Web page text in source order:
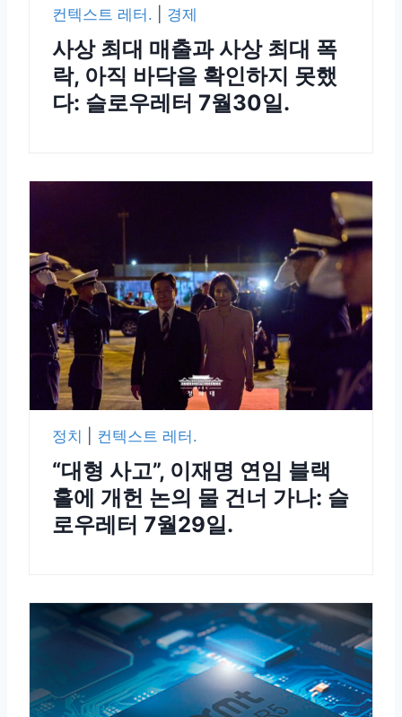
컨텍스트 레터. 경제
사상 최대 매출과 사상 최대 폭
락, 아직 바닥을 확인하지 못했
다: 슬로우레터 7월30일.
정치 컨텍스트 레터.
“대형 사고”, 이재명 연임 블랙
홀에 개헌 논의 물 건너 가나: 슬
로우레터 7월29일.